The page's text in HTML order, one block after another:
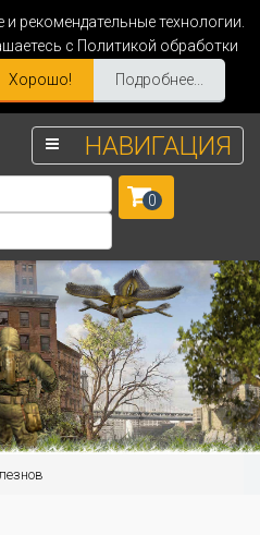
рекомендательные технологии.
с Политикой обработки
Хорошо! Подробнее...
НАВИГАЦИЯ
0